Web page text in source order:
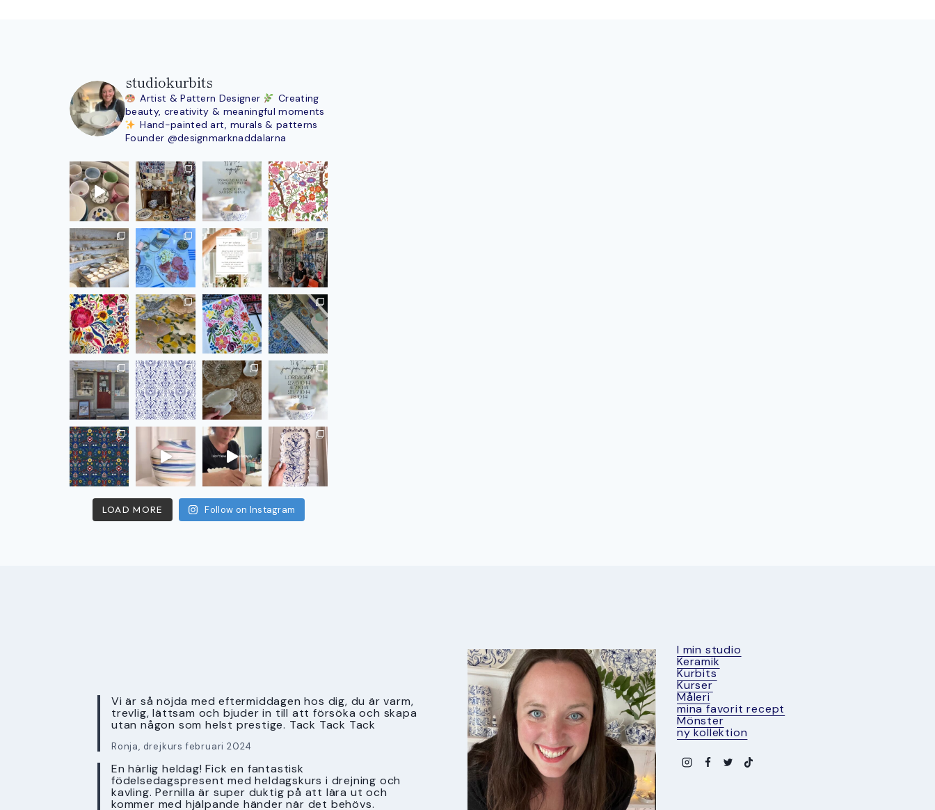
studiokurbits
Artist & Pattern Designer
Creating
beauty, creativity & meaningful moments
Hand-painted art, murals & patterns
Founder @designmarknaddalarna
LOAD MORE Follow on Instagram
Vi är så nöjda med eftermiddagen hos dig, du är varm,
trevlig, lättsam och bjuder in till att försöka och skapa
utan någon som helst prestige. Tack Tack Tack
Ronja, drejkurs februari 2024
En härlig heldag! Fick en fantastisk
födelsedagspresent med heldagskurs i drejning och
kavling. Pernilla är super duktig på att lära ut och
kommer med hjälpande händer när det behövs.
I min studio
Keramik
Kurbits
Kurser
Måleri
mina favorit recept
Mönster
ny kollektion